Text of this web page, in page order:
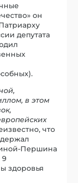
он
депутата
в этом
что
Першина
9
здоровья